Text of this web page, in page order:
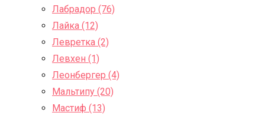
Лабрадор (76)
Лайка (12)
Левретка (2)
Левхен (1)
Леонбергер (4)
Мальтипу (20)
Мастиф (13)